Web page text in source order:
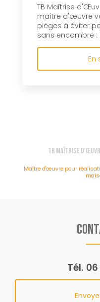
TB Maîtrise
maître d'œuvre
pièges à éviter
sans encombre :
En
TB Maîtrise
Maître d'œuvre pour
Tél.